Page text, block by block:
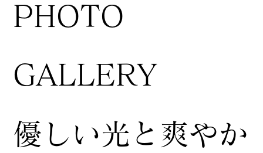
​PHOTO
GALLERY
​優しい光と爽やか